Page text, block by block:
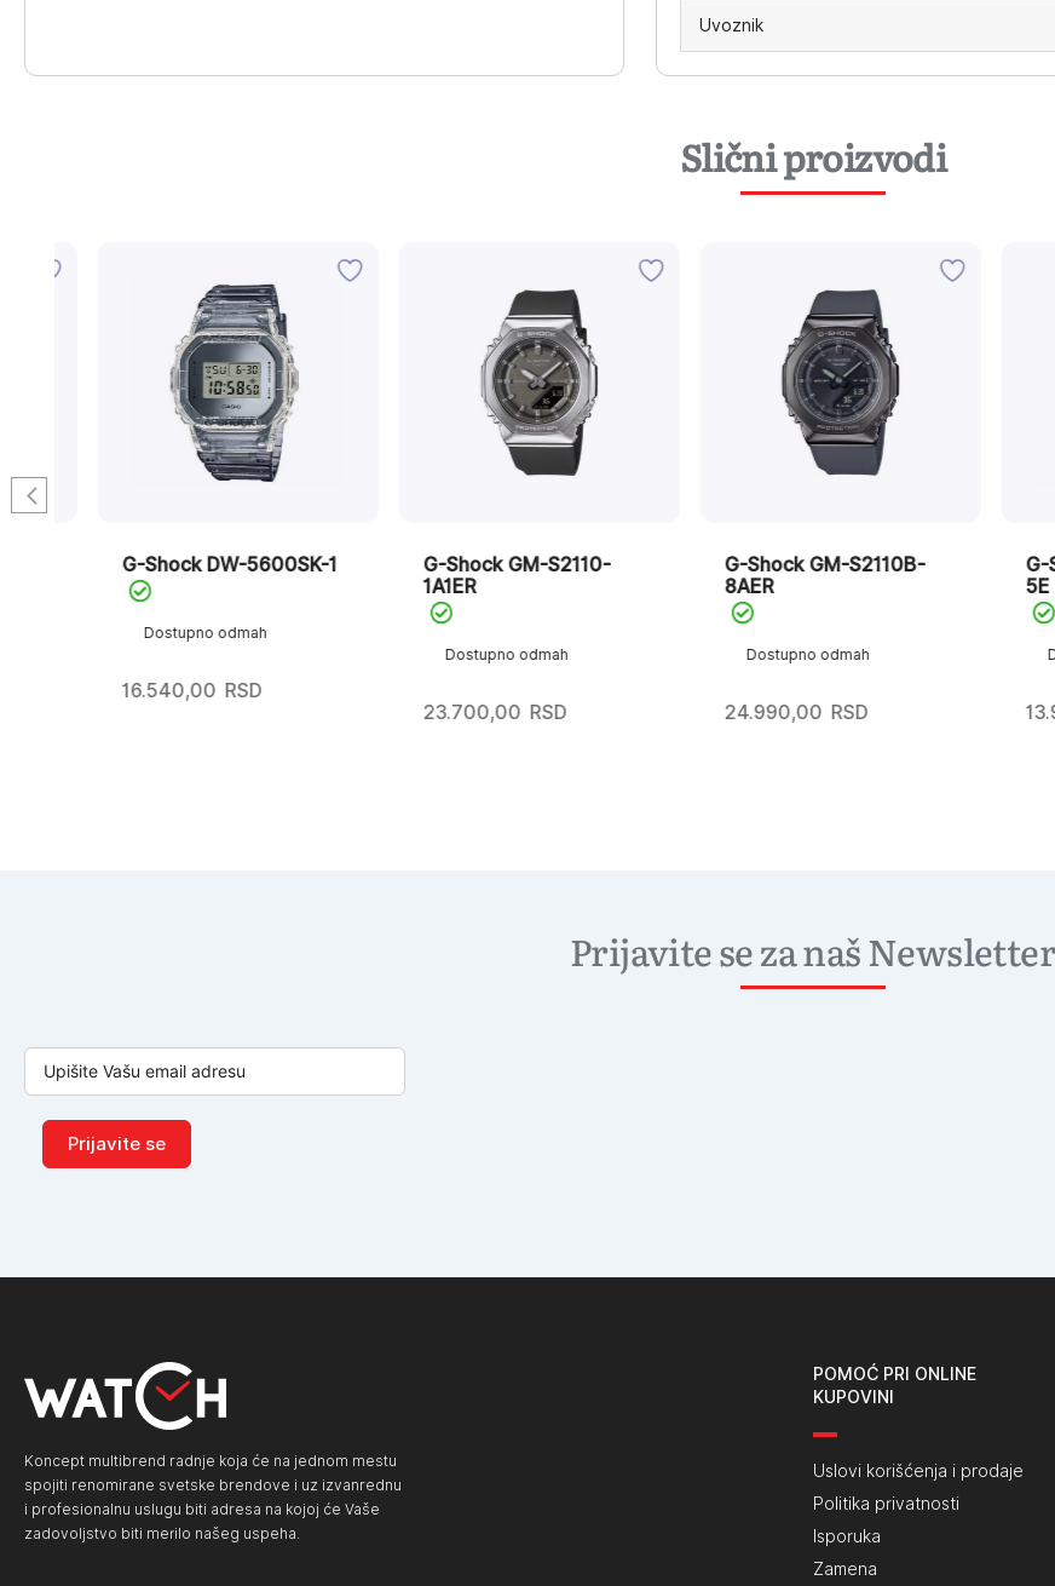
Uvoznik
Slični proizvodi
Dostupno odmah
G-Shock DW-5600SK-1
16.540,00 RSD
Dostupno odmah
G-Shock GM-S2110-
1A1ER
23.700,00 RSD
Dostupno odmah
G-Shock GM-S2110B-
8AER
24.990,00 RSD
G-
5E
Prijavite se za naš Newsletter
Prijavite se
Koncept multibrend radnje koja će na jednom mestu
spojiti renomirane svetske brendove i uz izvanrednu
i profesionalnu uslugu biti adresa na kojoj će Vaše
zadovoljstvo biti merilo našeg uspeha.
POMOĆ PRI ONLINE
KUPOVINI
Uslovi korišćenja i prodaje
Politika privatnosti
Isporuka
Zamena